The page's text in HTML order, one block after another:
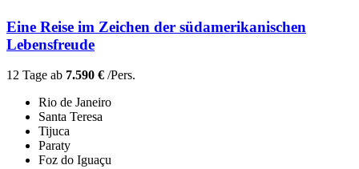
Eine Reise im Zeichen der südamerikanischen
Lebensfreude
12 Tage ab 7.590 € /Pers.
Rio de Janeiro
Santa Teresa
Tijuca
Paraty
Foz do Iguaçu